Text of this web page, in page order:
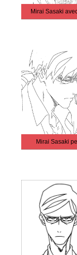
Mirai Sasaki
Mirai Sasaki